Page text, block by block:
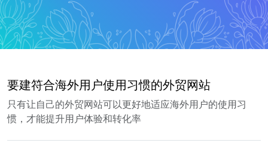
要建符合海外用户使用习惯的外贸网站
只有让自己的外贸网站可以更好地适应海外用户的使用习
惯，才能提升用户体验和转化率